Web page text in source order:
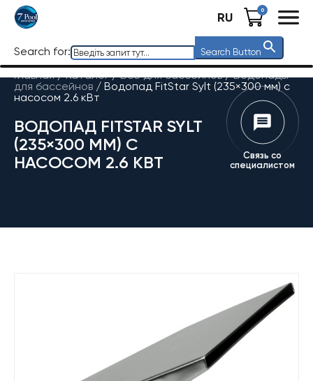
RU 0
Search for: Search Button
Главная / Каталог/Все для бассейнов/Водопады
для бассейнов / Водопад FitStar Sylt (235×300 мм) с
насосом 2.6 кВт
ВОДОПАД FITSTAR SYLT
(235×300 ММ) С
НАСОСОМ 2.6 КВТ
Связь со
специалистом